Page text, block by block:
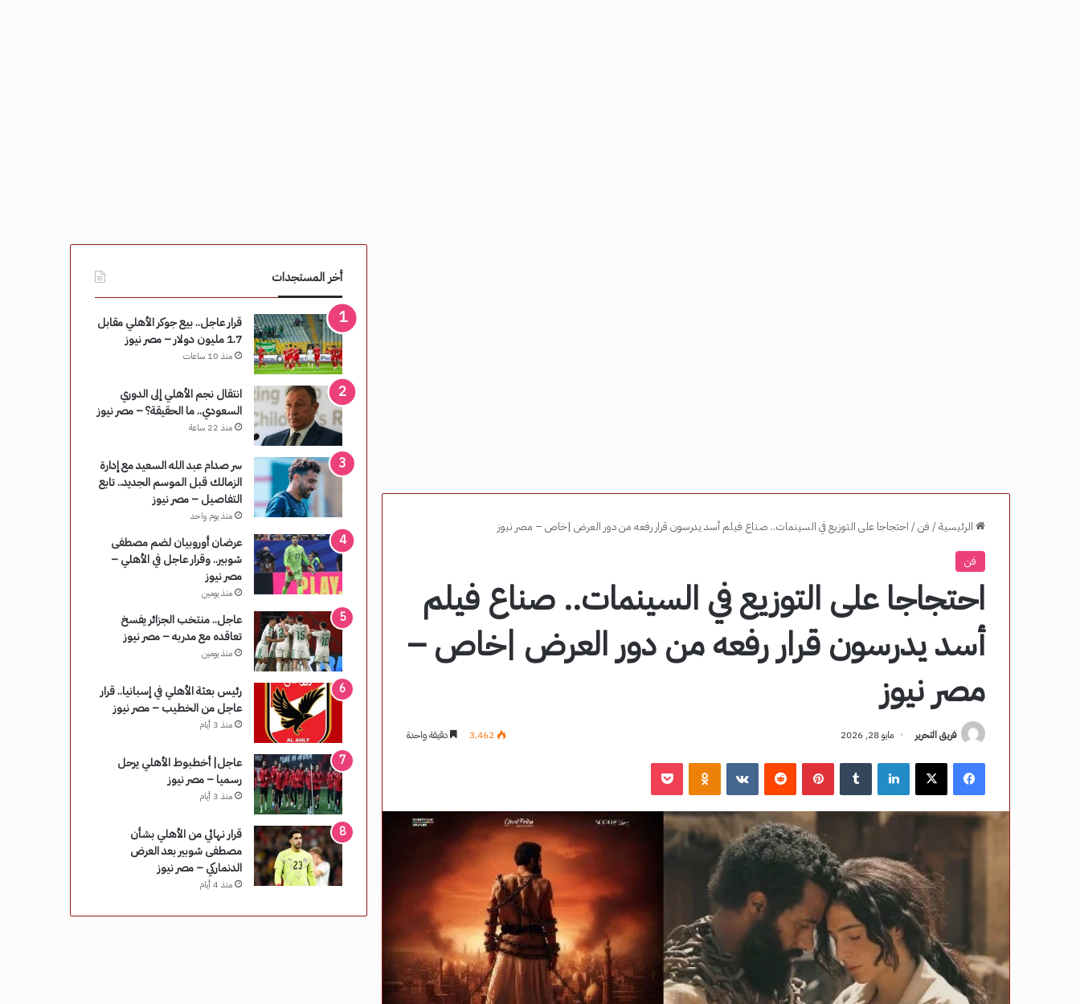
الرئيسية/ فن/ احتجاجا على التوزيع في السينمات.. صناع فيلم أسد يدرسون قرار رفعه من دور العرض |خاص – مصر نيوز
فن
احتجاجا على التوزيع في السينمات.. صناع فيلم
أسد يدرسون قرار رفعه من دور العرض |خاص –
مصر نيوز
فريق التحرير مايو 28, 2026 3٬462 دقيقة واحدة
فيسبوك ‫X لينكدإن بينتيريست ‏VKontakte
أخر المستجدات
قرار عاجل.. بيع جوكر الأهلي مقابل
1.7 مليون دولار – مصر نيوز
منذ 10 ساعات
انتقال نجم الأهلي إلى الدوري
السعودي.. ما الحقيقة؟ – مصر نيوز
منذ 22 ساعة
سر صدام عبد الله السعيد مع إدارة
الزمالك قبل الموسم الجديد.. تابع
التفاصيل – مصر نيوز
منذ يوم واحد
عرضان أوروبيان لضم مصطفى
شوبير.. وقرار عاجل في الأهلي –
مصر نيوز
منذ يومين
عاجل.. منتخب الجزائر يفسخ
تعاقده مع مدربه – مصر نيوز
منذ يومين
رئيس بعثة الأهلي في إسبانيا.. قرار
عاجل من الخطيب – مصر نيوز
منذ 3 أيام
عاجل| أخطبوط الأهلي يرحل
رسميا – مصر نيوز
منذ 3 أيام
قرار نهائي من الأهلي بشأن
مصطفى شوبير بعد العرض
الدنماركي – مصر نيوز
منذ 4 أيام